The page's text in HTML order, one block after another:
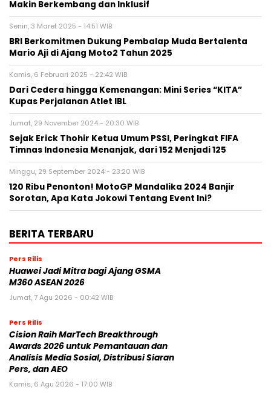
Makin Berkembang dan Inklusif
Senin, 3 Maret 2025 - 14:51 WIB
BRI Berkomitmen Dukung Pembalap Muda Bertalenta
Mario Aji di Ajang Moto2 Tahun 2025
Kamis, 6 Februari 2025 - 22:42 WIB
Dari Cedera hingga Kemenangan: Mini Series “KITA”
Kupas Perjalanan Atlet IBL
Jumat, 29 November 2024 - 20:30 WIB
Sejak Erick Thohir Ketua Umum PSSI, Peringkat FIFA
Timnas Indonesia Menanjak, dari 152 Menjadi 125
Minggu, 29 September 2024 - 23:20 WIB
120 Ribu Penonton! MotoGP Mandalika 2024 Banjir
Sorotan, Apa Kata Jokowi Tentang Event Ini?
BERITA TERBARU
Pers Rilis
Huawei Jadi Mitra bagi Ajang GSMA
M360 ASEAN 2026
Jumat, 7 Agu 2026 - 00:42 WIB
Pers Rilis
Cision Raih MarTech Breakthrough
Awards 2026 untuk Pemantauan dan
Analisis Media Sosial, Distribusi Siaran
Pers, dan AEO
Kamis, 6 Agu 2026 - 17:00 WIB